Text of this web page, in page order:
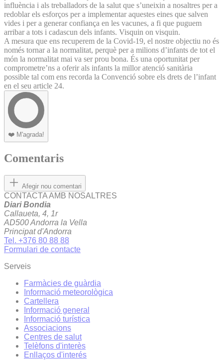
influència i als treballadors de la salut que s’uneixin a nosaltres per a
redoblar els esforços per a implementar aquestes eines que salven
vides i per a generar confiança en les vacunes, a fi que puguem
arribar a tots i cadascun dels infants. Visquin on visquin.
A mesura que ens recuperem de la Covid-19, el nostre objectiu no és
només tornar a la normalitat, perquè per a milions d’infants de tot el
món la normalitat mai va ser prou bona. És una oportunitat per
comprometre’ns a oferir als infants la millor atenció sanitària
possible tal com ens recorda la Convenció sobre els drets de l’infant
en el seu article 24.
❤️ M'agrada!
Comentaris
Afegir nou comentari
CONTACTA AMB NOSALTRES
Diari Bondia
Callaueta, 4, 1r
AD500 Andorra la Vella
Principat d'Andorra
Tel. +376 80 88 88
Formulari de contacte
Serveis
Farmàcies de guàrdia
Informació meteorològica
Cartellera
Informació general
Informació turística
Associacions
Centres de salut
Telèfons d'interès
Enllaços d'interés